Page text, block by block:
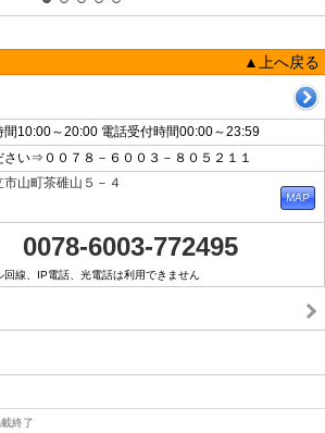
▲上へ戻る
間10:00～20:00 電話受付時間00:00～23:59
さい⇒００７８－６００３－８０５２１１
市山町茶碓山５－４
0078-6003-772495
回線、IP電話、光電話は利用できません
終了